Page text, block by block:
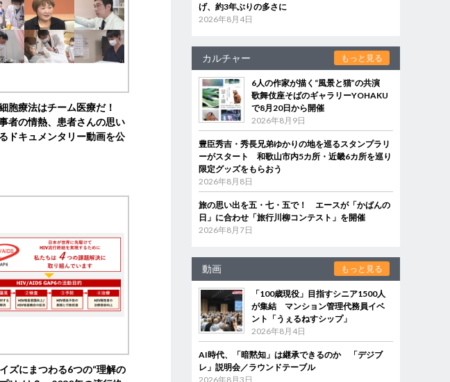
胞療法はチーム医療だ！
者の情熱、患者さんの思い
ドキュメンタリー動画を公
ズにまつわる6つの“理解の
げ、約3年ぶりの多さに
2026年8月4日
カルチャー もっと見る
6人の作家が描く“風景と猫”の共演
歌舞伎座そばのギャラリーYOHAKU
で8月20日から開催
2026年8月9日
豊臣秀吉・秀長兄弟ゆかりの地を巡るスタンプラリ
ーがスタート 和歌山市内5カ所・近畿6カ所を巡り
限定グッズをもらおう
2026年8月8日
旅の思い出を五・七・五で！ エースが「かばんの
日」に合わせ「旅行川柳コンテスト」を開催
2026年8月7日
動画 もっと見る
「100歳現役」目指すシニア1500人
が集結 マンション管理代務員イベ
ント「うぇるねすシップ」
2026年8月4日
AI時代、「暗黙知」は継承できるのか 「デジブ
レ」説明会／ラウンドテーブル
2026年8月3日